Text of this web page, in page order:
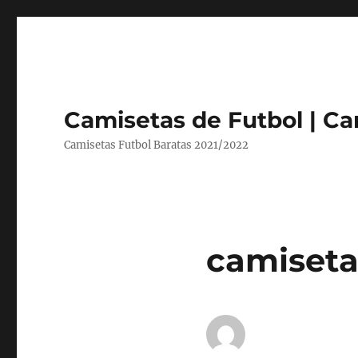
Camisetas de Futbol |
Camisetas Futbol Baratas 2021/2022